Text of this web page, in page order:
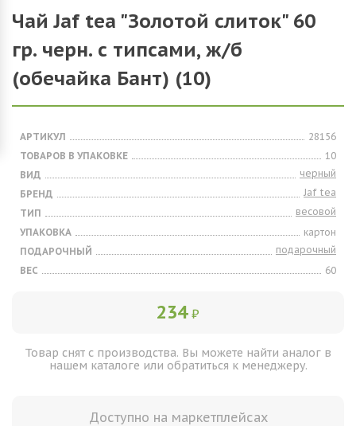
Чай Jaf tea "Золотой слиток" 60
гр. черн. с типсами, ж/б
(обечайка Бант) (10)
АРТИКУЛ
28156
ТОВАРОВ В УПАКОВКЕ
10
ВИД
черный
БРЕНД
Jaf tea
ТИП
весовой
УПАКОВКА
картон
ПОДАРОЧНЫЙ
подарочный
ВЕС
60
234 ₽
Товар снят с производства. Вы можете найти аналог в
нашем каталоге или обратиться к менеджеру.
Доступно на маркетплейсах